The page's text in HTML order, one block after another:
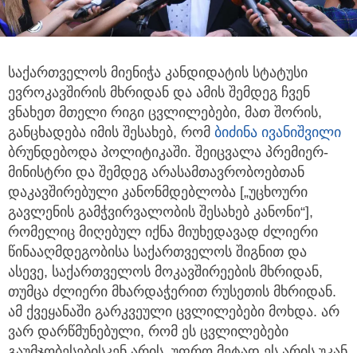
საქართველოს მიენიჭა კანდიდატის სტატუსი
ევროკავშირის მხრიდან და ამის შემდეგ ჩვენ
ვნახეთ მთელი რიგი ცვლილებები, მათ შორის,
განცხადება იმის შესახებ, რომ ბიძინა ივანიშვილი
ბრუნდებოდა პოლიტიკაში. შეიცვალა პრემიერ-
მინისტრი და შემდეგ არასამთავრობოებთან
დაკავშირებული კანონმდებლობა [„უცხოური
გავლენის გამჭვირვალობის შესახებ კანონი“],
რომელიც მიღებულ იქნა მიუხედავად ძლიერი
წინააღმდეგობისა საქართველოს შიგნით და
ასევე, საქართველოს მოკავშირეების მხრიდან,
თუმცა ძლიერი მხარდაჭერით რუსეთის მხრიდან.
ამ ქვეყანაში გარკვეული ცვლილებები მოხდა. არ
ვარ დარწმუნებული, რომ ეს ცვლილებები